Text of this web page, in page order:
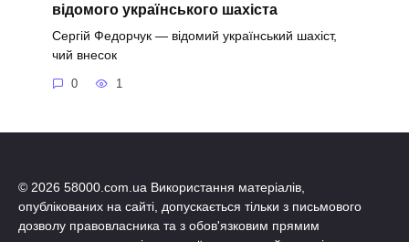
відомого українського шахіста
Сергій Федорчук — відомий український шахіст,
чий внесок
0 1
© 2026 58000.com.ua Використання матеріалів,
опублікованих на сайті, допускається тільки з письмового
дозволу правовласника та з обов'язковим прямим